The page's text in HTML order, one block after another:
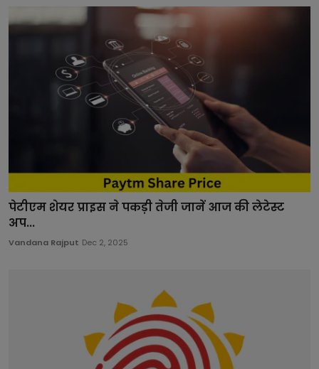
पेटीएम शेयर प्राइस ने पकड़ी तेजी जानें आज की लेटेस्ट
अप...
Vandana Rajput Dec 2, 2025